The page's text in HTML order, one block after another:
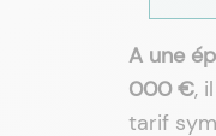
A une
000 €,
tarif